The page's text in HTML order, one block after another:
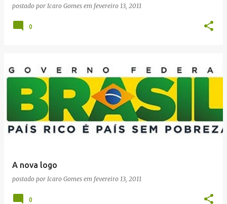
postado por Icaro Gomes em fevereiro 13, 2011
0
A nova logo
postado por Icaro Gomes em fevereiro 13, 2011
0